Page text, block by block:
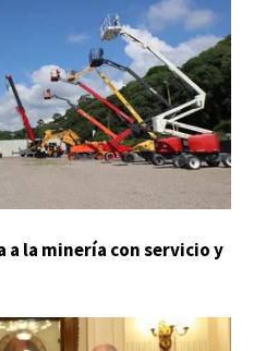
a la minería con servicio y